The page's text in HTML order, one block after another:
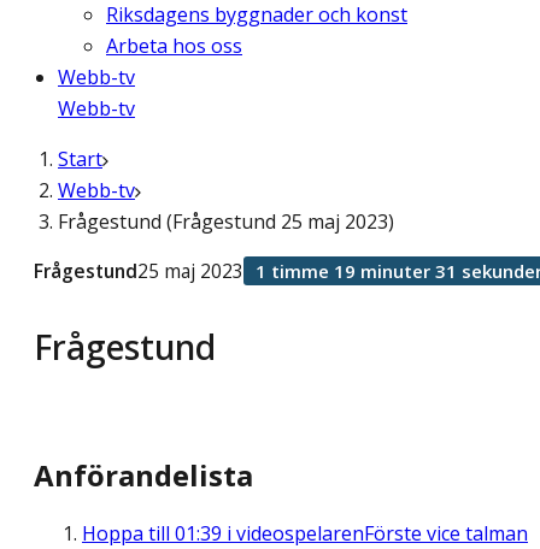
Riksdagens byggnader och konst
Arbeta hos oss
Webb-tv
Webb-tv
Start
Webb-tv
Frågestund (Frågestund 25 maj 2023)
Frågestund
Frågestund25 maj 2023 1 timme 19 minuter 31
Anförandelista
Hoppa till 01:39 i videospelarenFörste vice talman